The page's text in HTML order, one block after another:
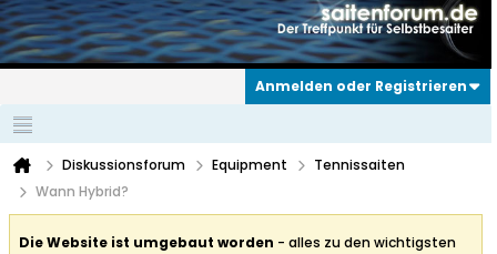
Anmelden oder Registrieren
Diskussionsforum Equipment
Tennissaiten
Wann Hybrid?
Die Website ist umgebaut worden - alles zu den wichtigsten